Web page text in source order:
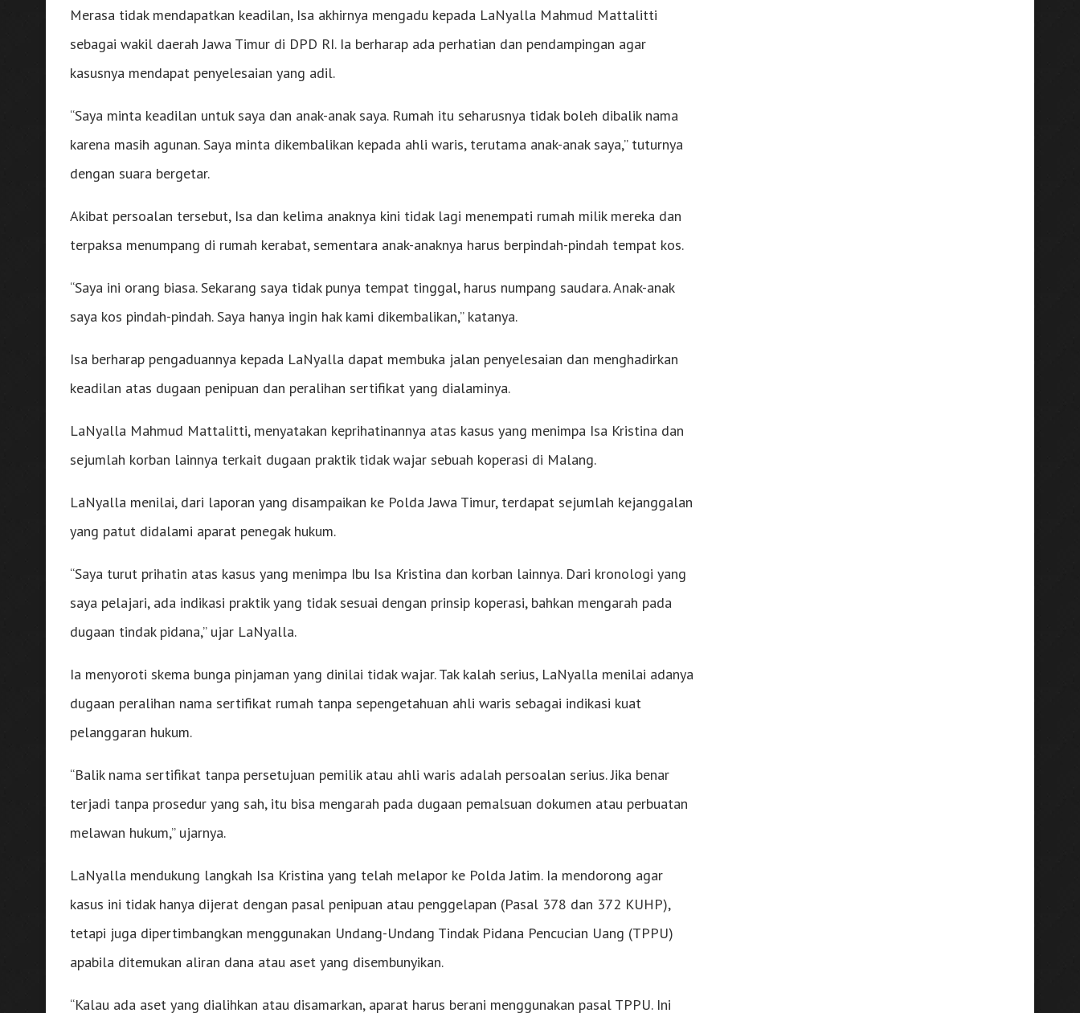
Merasa tidak mendapatkan keadilan, Isa akhirnya mengadu kepada LaNyalla Mahmud Mattalitti
sebagai wakil daerah Jawa Timur di DPD RI. Ia berharap ada perhatian dan pendampingan agar
kasusnya mendapat penyelesaian yang adil.
“Saya minta keadilan untuk saya dan anak-anak saya. Rumah itu seharusnya tidak boleh dibalik nama
karena masih agunan. Saya minta dikembalikan kepada ahli waris, terutama anak-anak saya,” tuturnya
dengan suara bergetar.
Akibat persoalan tersebut, Isa dan kelima anaknya kini tidak lagi menempati rumah milik mereka dan
terpaksa menumpang di rumah kerabat, sementara anak-anaknya harus berpindah-pindah tempat kos.
“Saya ini orang biasa. Sekarang saya tidak punya tempat tinggal, harus numpang saudara. Anak-anak
saya kos pindah-pindah. Saya hanya ingin hak kami dikembalikan,” katanya.
Isa berharap pengaduannya kepada LaNyalla dapat membuka jalan penyelesaian dan menghadirkan
keadilan atas dugaan penipuan dan peralihan sertifikat yang dialaminya.
LaNyalla Mahmud Mattalitti, menyatakan keprihatinannya atas kasus yang menimpa Isa Kristina dan
sejumlah korban lainnya terkait dugaan praktik tidak wajar sebuah koperasi di Malang.
LaNyalla menilai, dari laporan yang disampaikan ke Polda Jawa Timur, terdapat sejumlah kejanggalan
yang patut didalami aparat penegak hukum.
“Saya turut prihatin atas kasus yang menimpa Ibu Isa Kristina dan korban lainnya. Dari kronologi yang
saya pelajari, ada indikasi praktik yang tidak sesuai dengan prinsip koperasi, bahkan mengarah pada
dugaan tindak pidana,” ujar LaNyalla.
Ia menyoroti skema bunga pinjaman yang dinilai tidak wajar. Tak kalah serius, LaNyalla menilai adanya
dugaan peralihan nama sertifikat rumah tanpa sepengetahuan ahli waris sebagai indikasi kuat
pelanggaran hukum.
“Balik nama sertifikat tanpa persetujuan pemilik atau ahli waris adalah persoalan serius. Jika benar
terjadi tanpa prosedur yang sah, itu bisa mengarah pada dugaan pemalsuan dokumen atau perbuatan
melawan hukum,” ujarnya.
LaNyalla mendukung langkah Isa Kristina yang telah melapor ke Polda Jatim. Ia mendorong agar
kasus ini tidak hanya dijerat dengan pasal penipuan atau penggelapan (Pasal 378 dan 372 KUHP),
tetapi juga dipertimbangkan menggunakan Undang-Undang Tindak Pidana Pencucian Uang (TPPU)
apabila ditemukan aliran dana atau aset yang disembunyikan.
“Kalau ada aset yang dialihkan atau disamarkan, aparat harus berani menggunakan pasal TPPU. Ini